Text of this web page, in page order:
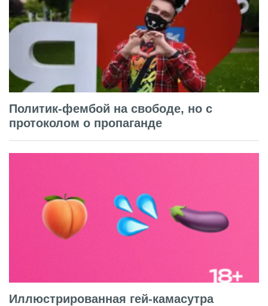
Политик-фембой на свободе, но с
протоколом о пропаганде
Иллюстрированная гей-камасутра